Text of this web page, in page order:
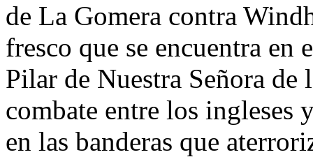
de La Gomera contra
fresco que se encuentra
Pilar de Nuestra Señora de
combate entre los ingleses
en las banderas que